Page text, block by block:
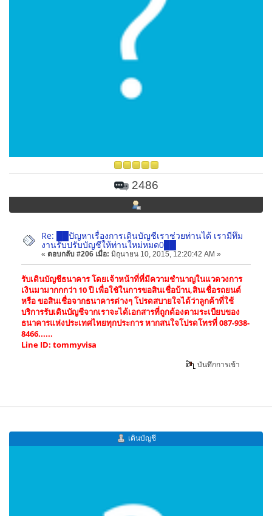
2486
Re: ██ปัญหาเรื่องการเดินบัญชีเราช่วยท่านได้ เรามีทึม
งานรับปรับบัญชีให้ท่านใหม่หมด0██
« ตอบกลับ #206 เมื่อ: มิถุนายน 10, 2015, 12:20:42 AM »
รับเดินบัญชีธนาคาร โดยเจ้าหน้าที่ที่มีความชำนาญในแวดวงการ
เงินมามากกกว่า 10 ปี เพื่อใชัในการขอสินเชื่อบ้าน,สินเชื่อรถยนต์
หรือ ขอสินเชื่อจากธนาคารต่างๆ โปรดสบายใจได้ว่าลูกค้าที่ใช้
บริการรับเดินบัญชีจากเราจะได้เอกสารที่ถูกต้องตามระเบียบของ
ธนาคารแห่งประเทศไทยทุกประการ หากสนใจโปรดโทรที่ 087-938-
8466......
Line ID: tommyvisa
บันทึกการเข้า
เดินบัญชี